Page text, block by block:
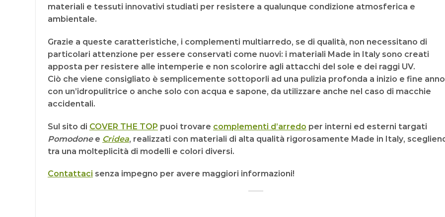
materiali e tessuti innovativi studiati per resistere a qualunque condizione atmosferica e
ambientale.
Grazie a queste caratteristiche, i complementi multiarredo, se di qualità, non necessitano di
particolari attenzione per essere conservati come nuovi: i materiali Made in Italy sono creati
apposta per resistere alle intemperie e non scolorire agli attacchi del sole e dei raggi UV.
Ciò che viene consigliato è semplicemente sottoporli ad una pulizia profonda a inizio e fine
con un’idropulitrice o anche solo con acqua e sapone, da utilizzare anche nel caso di macchie
accidentali.
Sul sito di COVER THE TOP puoi trovare complementi d’arredo per interni ed esterni targati
Pomodonee Cridea, realizzati con materiali di alta qualità rigorosamente Made in Italy,
tra una molteplicità di modelli e colori diversi.
Contattaci senza impegno per avere maggiori informazioni!